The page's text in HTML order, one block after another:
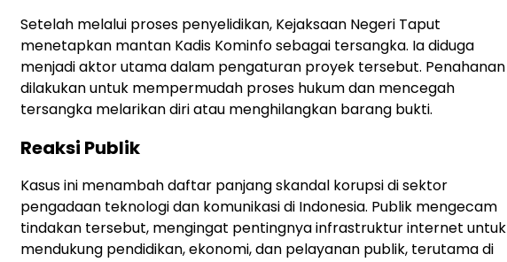
Setelah melalui proses penyelidikan, Kejaksaan Negeri Taput
menetapkan mantan Kadis Kominfo sebagai tersangka. Ia diduga
menjadi aktor utama dalam pengaturan proyek tersebut. Penahanan
dilakukan untuk mempermudah proses hukum dan mencegah
tersangka melarikan diri atau menghilangkan barang bukti.
Reaksi Publik
Kasus ini menambah daftar panjang skandal korupsi di sektor
pengadaan teknologi dan komunikasi di Indonesia. Publik mengecam
tindakan tersebut, mengingat pentingnya infrastruktur internet untuk
mendukung pendidikan, ekonomi, dan pelayanan publik, terutama di